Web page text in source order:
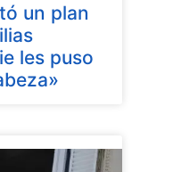
un plan
les puso